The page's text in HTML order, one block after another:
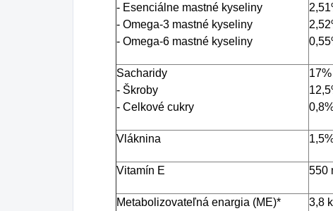
- Esenciálne mastné kyseliny
- Omega-3 mastné kyseliny
- Omega-6 mastné kyseliny
Sacharidy
- Škroby
- Celkové cukry
17%
Vláknina
Vitamín E 550
Metabolizovateľná enargia (ME)* 3,8